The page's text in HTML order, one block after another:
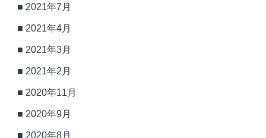
2021年7月
2021年4月
2021年3月
2021年2月
2020年11月
2020年9月
2020年8月